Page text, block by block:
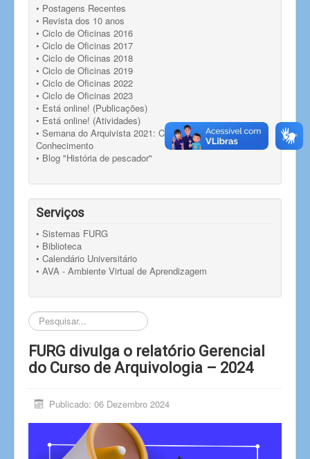
• Postagens Recentes
• Revista dos 10 anos
• Ciclo de Oficinas 2016
• Ciclo de Oficinas 2017
• Ciclo de Oficinas 2018
• Ciclo de Oficinas 2019
• Ciclo de Oficinas 2022
• Ciclo de Oficinas 2023
• Está online! (Publicações)
• Está online! (Atividades)
• Semana do Arquivista 2021: Compartilhando
Conhecimento
• Blog "História de pescador"
Serviços
• Sistemas FURG
• Biblioteca
• Calendário Universitário
• AVA - Ambiente Virtual de Aprendizagem
Pesquisar...
FURG divulga o relatório Gerencial
do Curso de Arquivologia – 2024
Publicado: 06 Dezembro 2024